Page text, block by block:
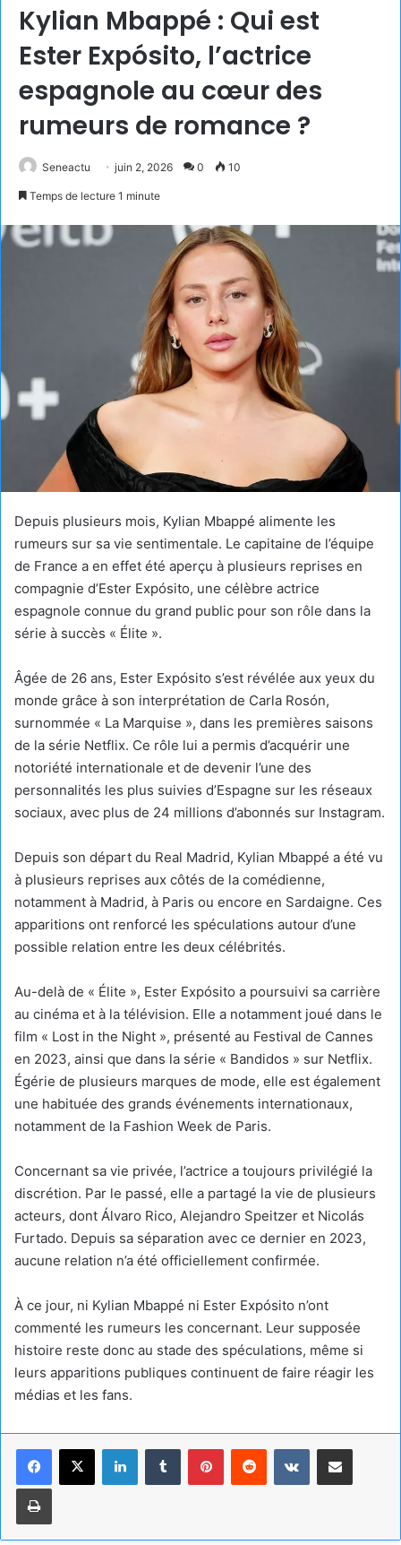
Kylian Mbappé : Qui est
Ester Expósito, l’actrice
espagnole au cœur des
rumeurs de romance ?
Seneactu juin 2, 2026 0 10
Temps de lecture 1 minute
Depuis plusieurs mois, Kylian Mbappé alimente les
rumeurs sur sa vie sentimentale. Le capitaine de l’équipe
de France a en effet été aperçu à plusieurs reprises en
compagnie d’Ester Expósito, une célèbre actrice
espagnole connue du grand public pour son rôle dans la
série à succès « Élite ».
Âgée de 26 ans, Ester Expósito s’est révélée aux yeux du
monde grâce à son interprétation de Carla Rosón,
surnommée « La Marquise », dans les premières saisons
de la série Netflix. Ce rôle lui a permis d’acquérir une
notoriété internationale et de devenir l’une des
personnalités les plus suivies d’Espagne sur les réseaux
sociaux, avec plus de 24 millions d’abonnés sur Instagram.
Depuis son départ du Real Madrid, Kylian Mbappé a été vu
à plusieurs reprises aux côtés de la comédienne,
notamment à Madrid, à Paris ou encore en Sardaigne. Ces
apparitions ont renforcé les spéculations autour d’une
possible relation entre les deux célébrités.
Au-delà de « Élite », Ester Expósito a poursuivi sa carrière
au cinéma et à la télévision. Elle a notamment joué dans le
film « Lost in the Night », présenté au Festival de Cannes
en 2023, ainsi que dans la série « Bandidos » sur Netflix.
Égérie de plusieurs marques de mode, elle est également
une habituée des grands événements internationaux,
notamment de la Fashion Week de Paris.
Concernant sa vie privée, l’actrice a toujours privilégié la
discrétion. Par le passé, elle a partagé la vie de plusieurs
acteurs, dont Álvaro Rico, Alejandro Speitzer et Nicolás
Furtado. Depuis sa séparation avec ce dernier en 2023,
aucune relation n’a été officiellement confirmée.
À ce jour, ni Kylian Mbappé ni Ester Expósito n’ont
commenté les rumeurs les concernant. Leur supposée
histoire reste donc au stade des spéculations, même si
leurs apparitions publiques continuent de faire réagir les
médias et les fans.
LinkedinTumblr PinterestReddit VKontaktePartager par email
Imprimer